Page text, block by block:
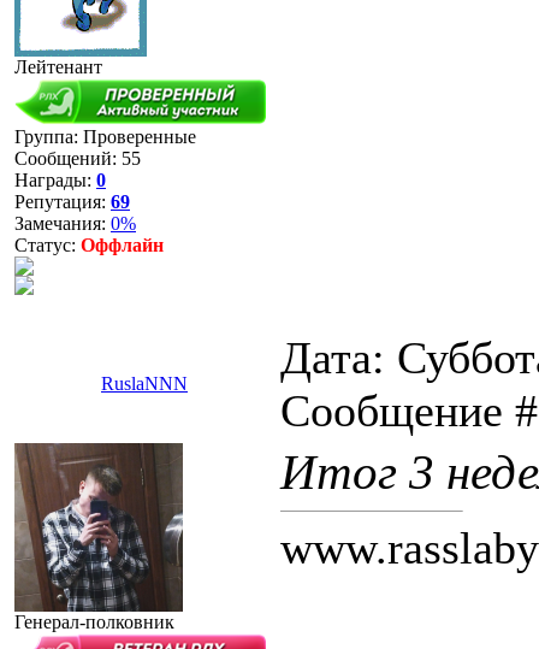
Лейтенант
Группа: Проверенные
Сообщений: 55
Награды: 0
Репутация: 69
Замечания: 0%
Статус: Оффлайн
RuslaNNN
Дата:
Сообщение
Генерал-полковник
Итог 3